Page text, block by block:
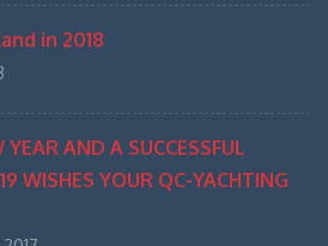
in 2018
YEAR AND A SUCCESSFUL
WISHES YOUR QC-YACHTING